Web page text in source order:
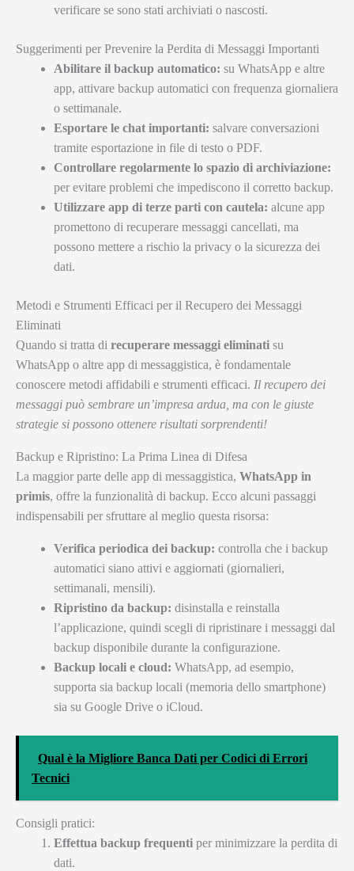
verificare se sono stati archiviati o nascosti.
Suggerimenti per Prevenire la Perdita di Messaggi Importanti
Abilitare il backup automatico: su WhatsApp e altre
app, attivare backup automatici con frequenza giornaliera
o settimanale.
Esportare le chat importanti: salvare conversazioni
tramite esportazione in file di testo o PDF.
Controllare regolarmente lo spazio di archiviazione:
per evitare problemi che impediscono il corretto backup.
Utilizzare app di terze parti con cautela: alcune app
promettono di recuperare messaggi cancellati, ma
possono mettere a rischio la privacy o la sicurezza dei
dati.
Metodi e Strumenti Efficaci per il Recupero dei Messaggi
Eliminati
Quando si tratta di recuperare messaggi eliminati su
WhatsApp o altre app di messaggistica, è fondamentale
conoscere metodi affidabili e strumenti efficaci. Il recupero dei
messaggi può sembrare un’impresa ardua, ma con le giuste
strategie si possono ottenere risultati sorprendenti!
Backup e Ripristino: La Prima Linea di Difesa
La maggior parte delle app di messaggistica, WhatsApp in
primis, offre la funzionalità di backup. Ecco alcuni passaggi
indispensabili per sfruttare al meglio questa risorsa:
Verifica periodica dei backup: controlla che i backup
automatici siano attivi e aggiornati (giornalieri,
settimanali, mensili).
Ripristino da backup: disinstalla e reinstalla
l’applicazione, quindi scegli di ripristinare i messaggi dal
backup disponibile durante la configurazione.
Backup locali e cloud: WhatsApp, ad esempio,
supporta sia backup locali (memoria dello smartphone)
sia su Google Drive o iCloud.
Qual è la Migliore Banca Dati per Codici di Errori
Tecnici
Consigli pratici:
Effettua backup frequenti per minimizzare la perdita di
dati.